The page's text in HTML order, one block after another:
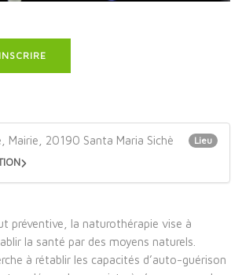
Mairie, 20190 Santa Maria Sichè Lieu
préventive, la naturothérapie vise à
la santé par des moyens naturels.
à rétablir les capacités d’auto-guérison